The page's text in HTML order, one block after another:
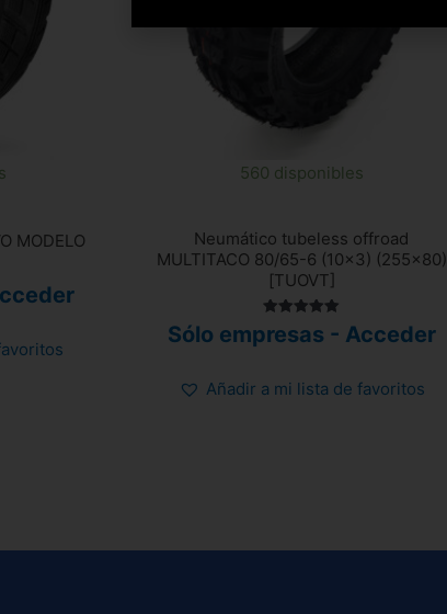
MODELO
560 disponibles
Neumático tubeless offroad
MULTITACO 80/65-6 (10×3) (255×80)
[TUOVT]
con
Sólo empresas - Acceder
Añadir a mi lista de favoritos